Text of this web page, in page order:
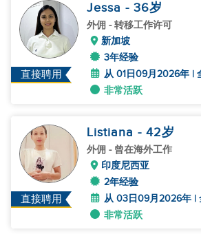
直接聘用
Jessa - 36岁
外佣 - 转移工作许可
新加坡
3年经验
从 01日09月2026年 |
非常活跃
直接聘用
Listiana - 42岁
外佣 - 曾在海外工作
印度尼西亚
2年经验
从 03日09月2026年 |
非常活跃